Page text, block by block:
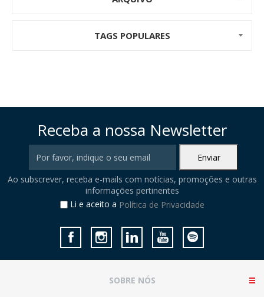
TAGS POPULARES
Receba a nossa Newsletter
Ao subscrever, receba e-mails com notícias, promoções e outras
informações pertinentes
Li e aceito a Política de Privacidade
SOBRE NÓS